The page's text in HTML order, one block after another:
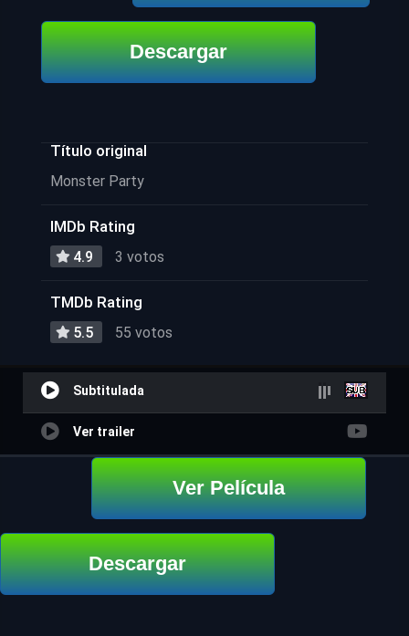
Descargar
Título original
Monster Party
IMDb Rating
4.9 3 votos
TMDb Rating
5.5 55 votos
Subtitulada
Ver trailer
Ver Película
Descargar